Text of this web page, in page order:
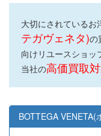
大切にされているお
テガヴェネタ)の
向けリユースショッ
当社の高価買取
BOTTEGA VENETA(